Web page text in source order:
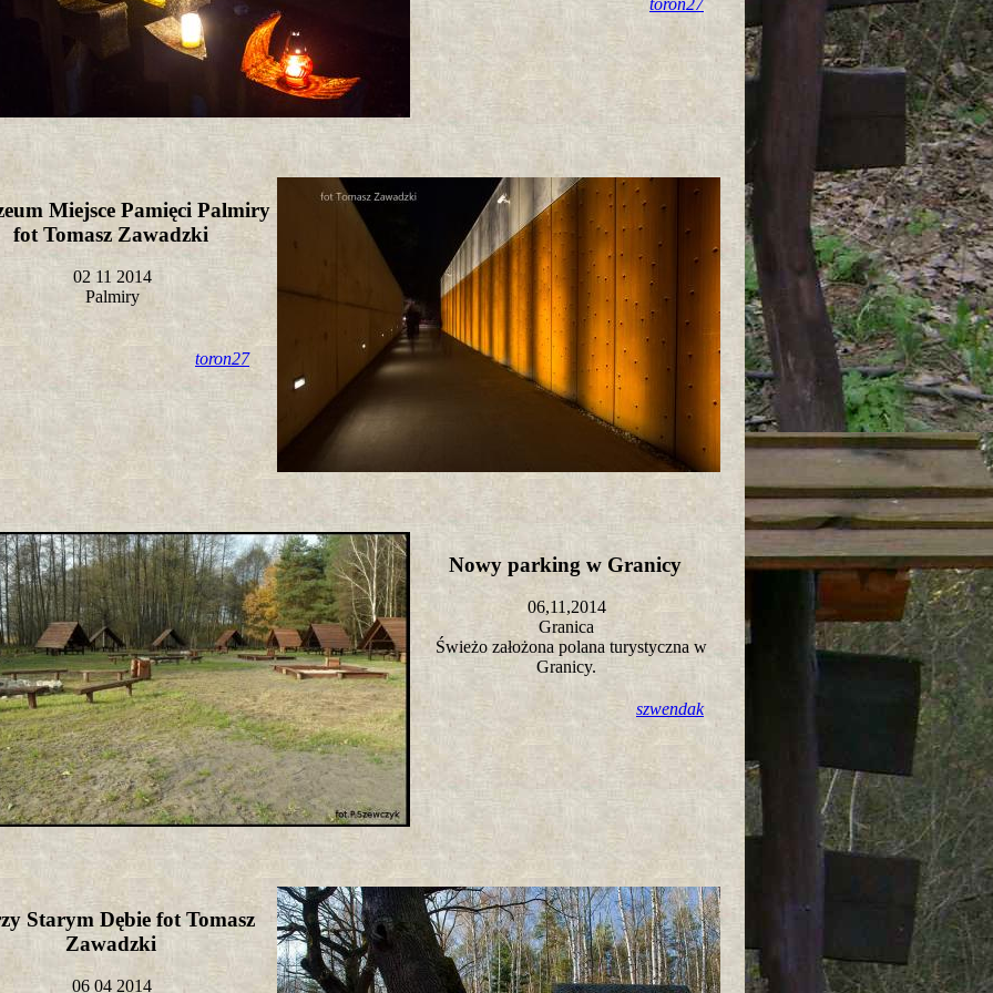
toron27
Miejsce Pamięci Palmiry
fot Tomasz Zawadzki
02 11 2014
Palmiry
toron27
Nowy parking w Granicy
06,11,2014
Granica
Świeżo założona polana turystyczna w
Granicy.
szwendak
Starym Dębie fot Tomasz
Zawadzki
06 04 2014